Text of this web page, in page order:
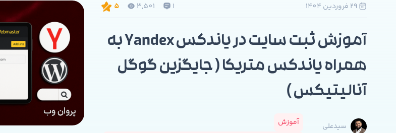
1
3,501
5
آموزش ثبت سایت در یاندکس Yandex به
همراه یاندکس متریکا ( جایگزین گوگل
آنالیتیکس )
سیدعلی
آموزش